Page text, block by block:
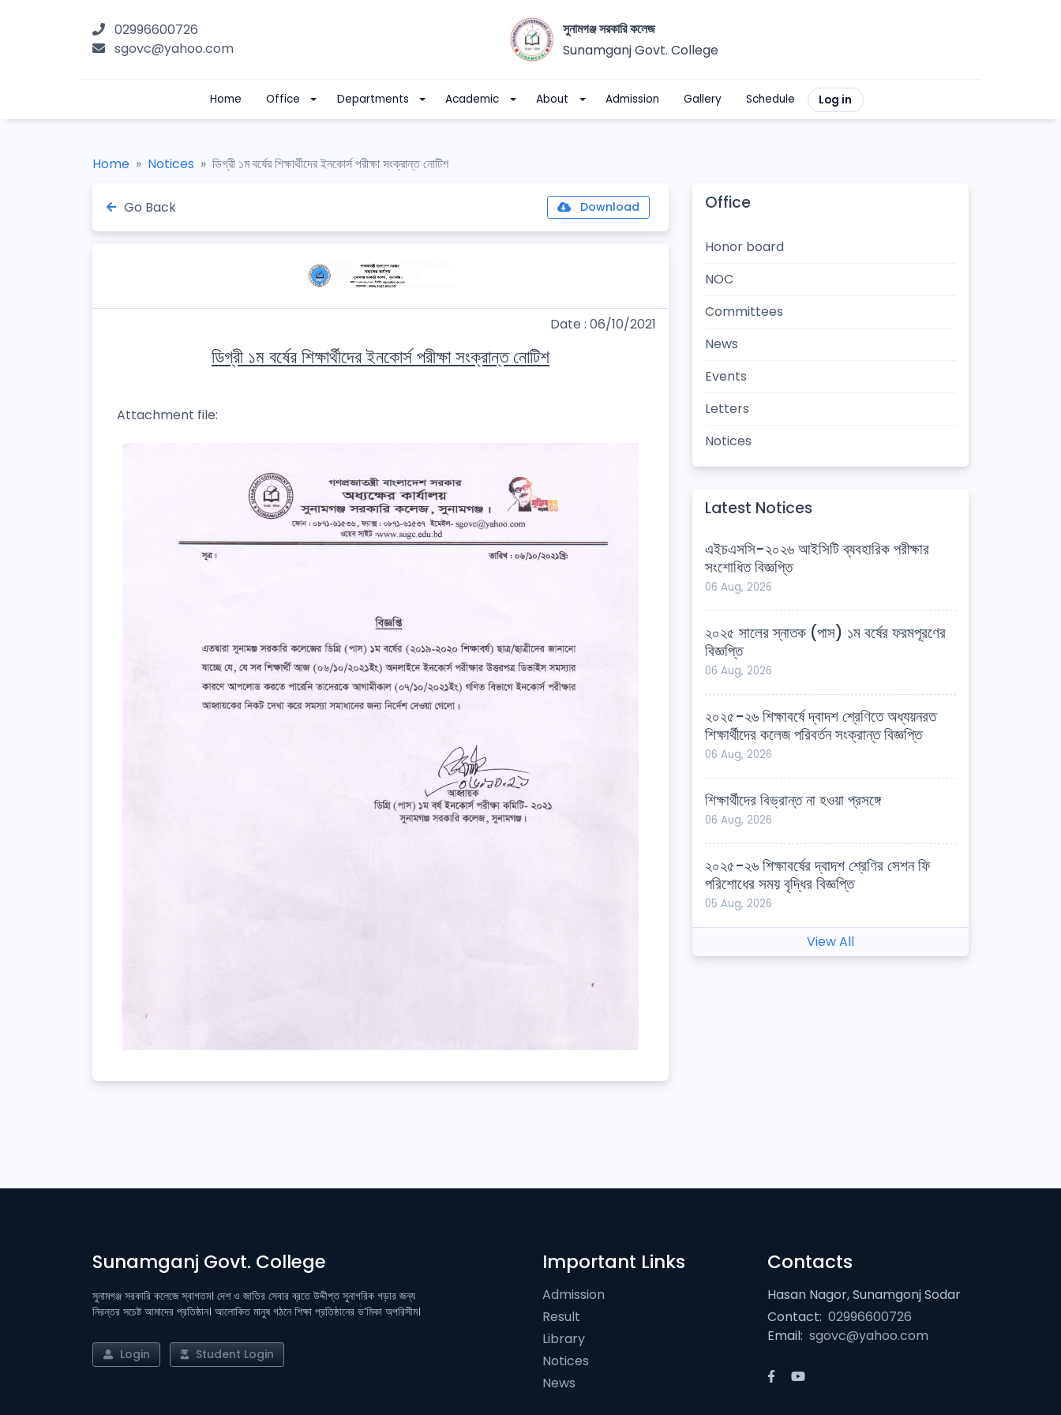
02996600726
sgovc@yahoo.com
সুনামগঞ্জ সরকারি কলেজ
Sunamganj Govt. College
Home Office Departments Academic About Admission Gallery Schedule Log in
Home Notices ডিগ্রী ১ম বর্ষের শিক্ষার্থীদের ইনকোর্স পরীক্ষা সংক্রান্ত নোটিশ
Go Back Download
Date : 06/10/2021
ডিগ্রী ১ম বর্ষের শিক্ষার্থীদের ইনকোর্স পরীক্ষা সংক্রান্ত নোটিশ
Attachment file:
Office
Honor board
NOC
Committees
News
Events
Letters
Notices
Latest Notices
এইচএসসি-২০২৬ আইসিটি ব্যবহারিক পরীক্ষার
সংশোধিত বিজ্ঞপ্তি
06 Aug, 2026
২০২৫ সালের স্নাতক (পাস) ১ম বর্ষের ফরমপূরণের
বিজ্ঞপ্তি
06 Aug, 2026
২০২৫-২৬ শিক্ষাবর্ষে দ্বাদশ শ্রেণিতে অধ্যয়নরত
শিক্ষার্থীদের কলেজ পরিবর্তন সংক্রান্ত বিজ্ঞপ্তি
06 Aug, 2026
শিক্ষার্থীদের বিভ্রান্ত না হওয়া প্রসঙ্গে
06 Aug, 2026
২০২৫-২৬ শিক্ষাবর্ষের দ্বাদশ শ্রেণির সেশন ফি
পরিশোধের সময় বৃদ্ধির বিজ্ঞপ্তি
05 Aug, 2026
View All
Sunamganj Govt. College
সুনামগঞ্জ সরকারি কলেজে স্বাগতম। দেশ ও জাতির সেবার ব্রতে উদ্দীপ্ত সুনাগরিক গড়ার জন্য
নিরন্তর সচেষ্ট আমাদের প্রতিষ্ঠান। আলোকিত মানুষ গঠনে শিক্ষা প্রতিষ্ঠানের ভ’মিকা অপরিসীম।
Login Student Login
Important Links
Admission
Result
Library
Notices
News
Contacts
Hasan Nagor, Sunamgonj Sodar
Contact: 02996600726
Email: sgovc@yahoo.com